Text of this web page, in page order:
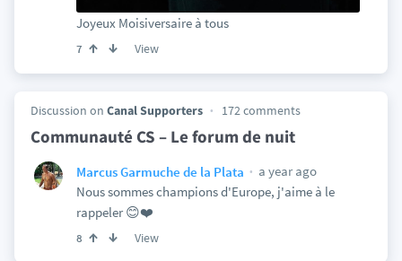
Joyeux Moisiversaire à tous
7 View
Discussion on Canal Supporters 172 comments
Communauté CS – Le forum de nuit
Marcus Garmuche de la Plata
a year ago
Nous sommes champions d'Europe, j'aime à le
rappeler 😊❤️
8 View